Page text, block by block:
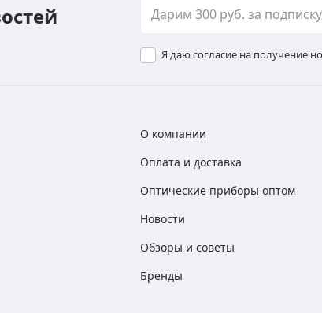
Я даю согласие на получение
О компании
Оплата и доставка
Оптические приборы оптом
Новости
Обзоры и советы
Бренды